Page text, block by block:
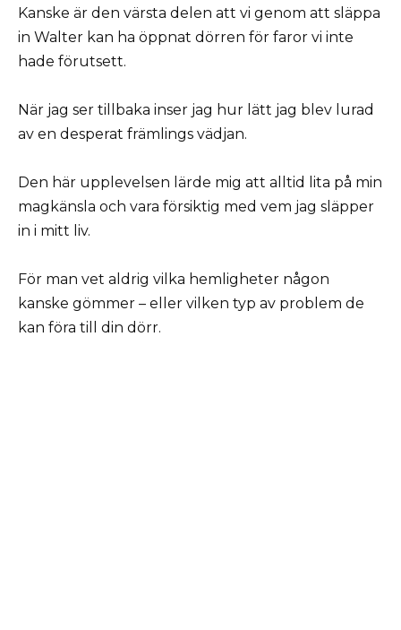
Kanske är den värsta delen att vi genom att släppa
in Walter kan ha öppnat dörren för faror vi inte
hade förutsett.
När jag ser tillbaka inser jag hur lätt jag blev lurad
av en desperat främlings vädjan.
Den här upplevelsen lärde mig att alltid lita på min
magkänsla och vara försiktig med vem jag släpper
in i mitt liv.
För man vet aldrig vilka hemligheter någon
kanske gömmer – eller vilken typ av problem de
kan föra till din dörr.